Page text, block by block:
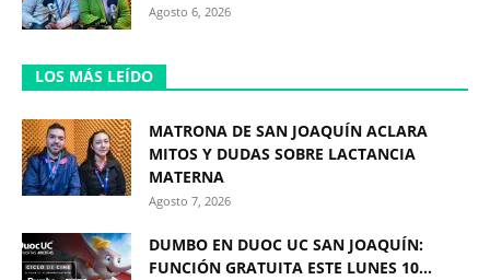
Agosto 6, 2026
LOS MÁS LEÍDO
MATRONA DE SAN JOAQUÍN ACLARA
MITOS Y DUDAS SOBRE LACTANCIA
MATERNA
Agosto 7, 2026
DUMBO EN DUOC UC SAN JOAQUÍN:
FUNCIÓN GRATUITA ESTE LUNES 10...